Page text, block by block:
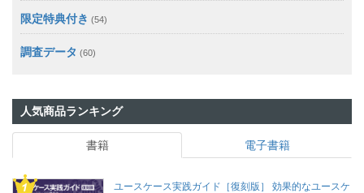
限定特典付き (54)
調査データ (60)
人気商品ランキング
書籍 電子書籍
ユースケース実践ガイド［復刻版］ 効果的なユースケ